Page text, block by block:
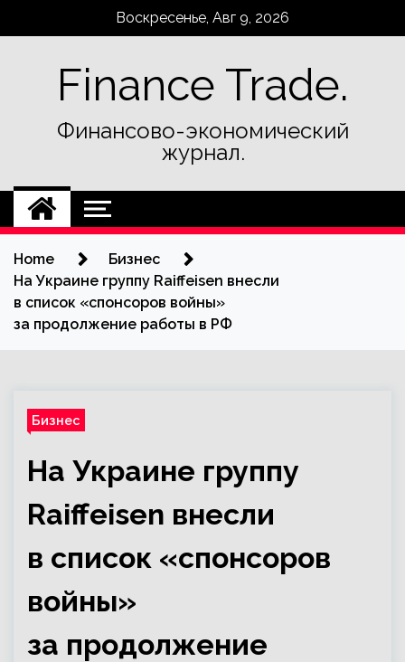
Воскресенье, Авг 9, 2026
Finance Trade.
Финансово-экономический
журнал.
Home
Бизнес
На Украине группу Raiffeisen внесли
в список «спонсоров войны»
за продолжение работы в РФ
Бизнес
На Украине группу
Raiffeisen внесли
в список «спонсоров
войны»
за продолжение